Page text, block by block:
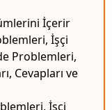
İçerir
İşçi
Problemleri,
Cevapları ve
İşçi